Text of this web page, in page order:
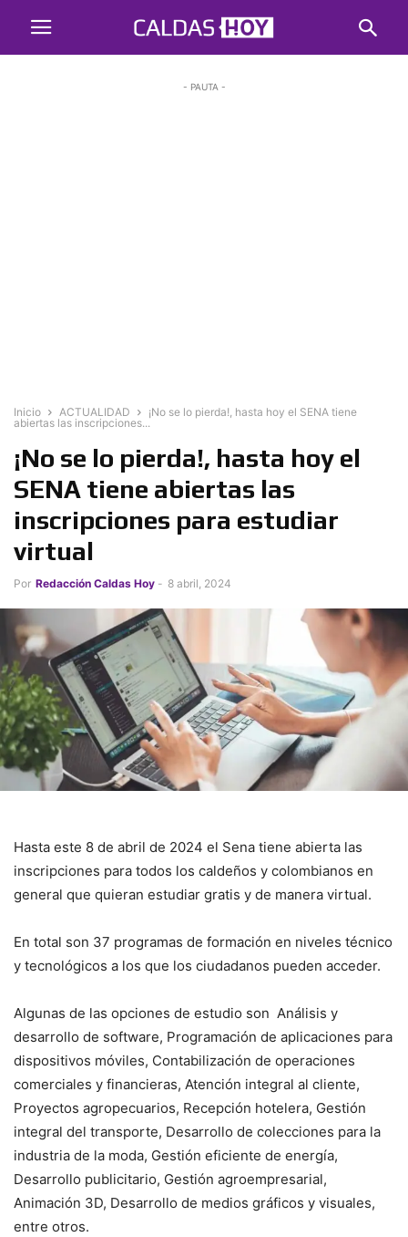
- PAUTA -
Inicio ACTUALIDAD
¡No se lo pierda!, hasta hoy el SENA tiene
abiertas las inscripciones...
¡No se lo pierda!, hasta hoy el
SENA tiene abiertas las
inscripciones para estudiar
virtual
Por Redacción Caldas Hoy - 8 abril, 2024
Hasta este 8 de abril de 2024 el Sena tiene abierta las
inscripciones para todos los caldeños y colombianos en
general que quieran estudiar gratis y de manera virtual.
En total son 37 programas de formación en niveles técnico
y tecnológicos a los que los ciudadanos pueden acceder.
Algunas de las opciones de estudio son Análisis y
desarrollo de software, Programación de aplicaciones para
dispositivos móviles, Contabilización de operaciones
comerciales y financieras, Atención integral al cliente,
Proyectos agropecuarios, Recepción hotelera, Gestión
integral del transporte, Desarrollo de colecciones para la
industria de la moda, Gestión eficiente de energía,
Desarrollo publicitario, Gestión agroempresarial,
Animación 3D, Desarrollo de medios gráficos y visuales,
entre otros.